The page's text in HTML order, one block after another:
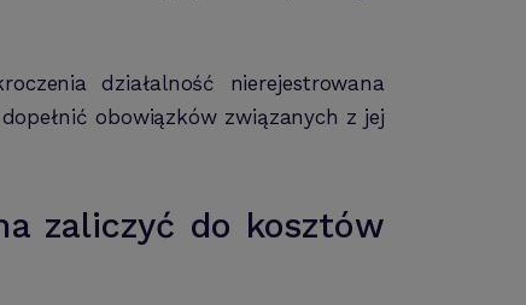
działalność nierejestrowana
obowiązków związanych z jej
zaliczyć do kosztów